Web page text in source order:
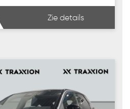
Zie details